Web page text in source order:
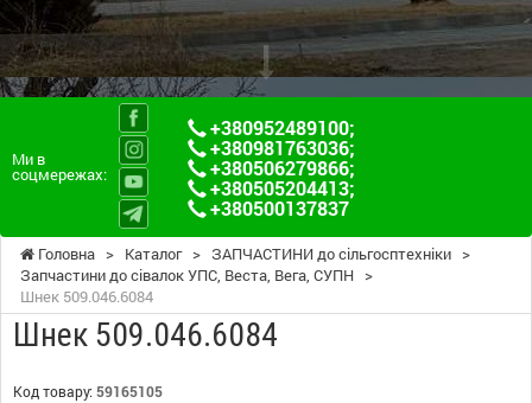
Ми в
соцмережах:
+380952489100;
+380981763036;
+380506279866;
+380505204413;
+380500137837
Головна > Каталог > ЗАПЧАСТИНИ до сільгосптехніки >
Запчастини до сівалок УПС, Веста, Вега, СУПН >
Шнек 509.046.6084
Шнек 509.046.6084
Код товару: 59165105